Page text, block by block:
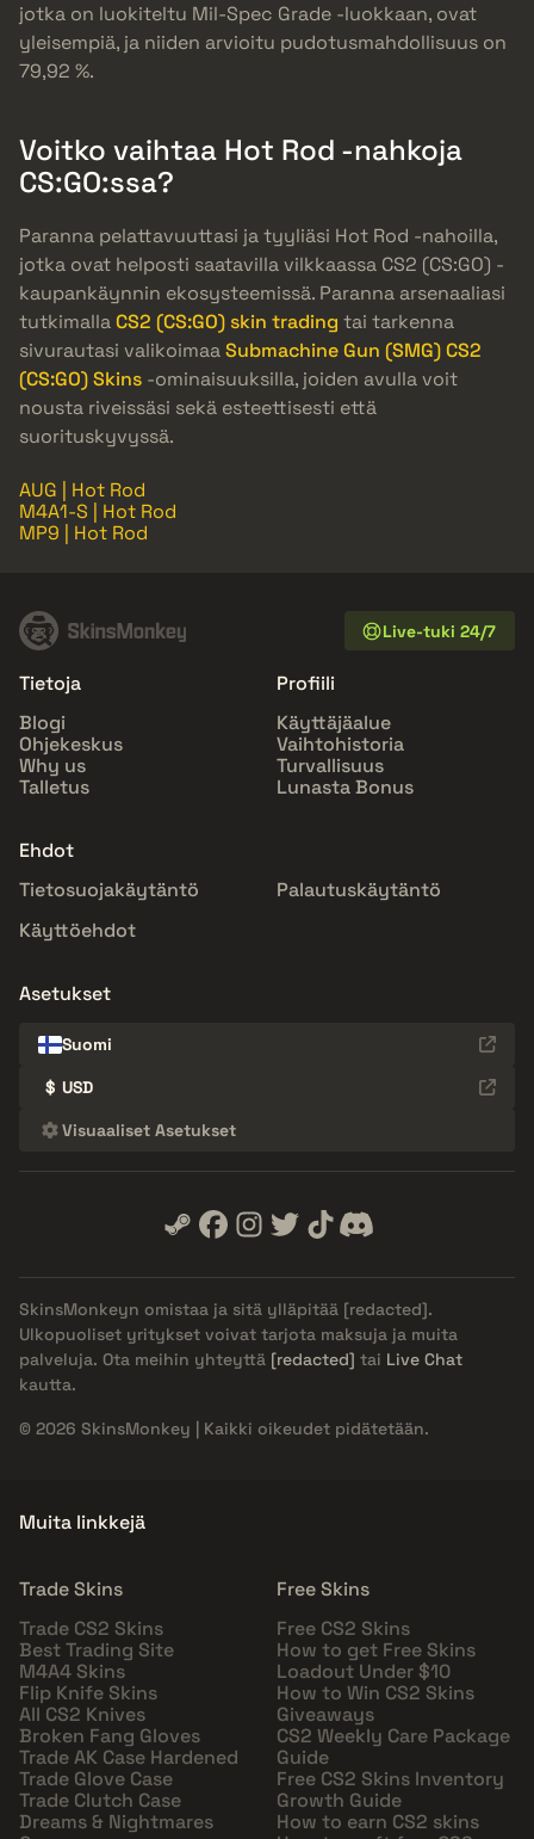
jotka on luokiteltu Mil-Spec Grade -luokkaan, ovat
yleisempiä, ja niiden arvioitu pudotusmahdollisuus on
79,92 %.
Voitko vaihtaa Hot Rod -nahkoja
CS:GO:ssa?
Paranna pelattavuuttasi ja tyyliäsi Hot Rod -nahoilla,
jotka ovat helposti saatavilla vilkkaassa CS2 (CS:GO) -
kaupankäynnin ekosysteemissä. Paranna arsenaaliasi
tutkimallaCS2 (CS:GO) skin trading tai tarkenna
sivurautasi valikoimaaSubmachine Gun (SMG) CS2
(CS:GO) Skins -ominaisuuksilla, joiden avulla voit
nousta riveissäsi sekä esteettisesti että
suorituskyvyssä.
AUG | Hot Rod
M4A1-S | Hot Rod
MP9 | Hot Rod
Live-tuki 24/7
Tietoja
Blogi
Ohjekeskus
Why us
Talletus
Profiili
Käyttäjäalue
Vaihtohistoria
Turvallisuus
Lunasta Bonus
Ehdot
Tietosuojakäytäntö
Palautuskäytäntö
Käyttöehdot
Asetukset
Suomi
$ USD
Visuaaliset Asetukset
SkinsMonkeyn omistaa ja sitä ylläpitää [redacted].
Ulkopuoliset yritykset voivat tarjota maksuja ja muita
palveluja. Ota meihin yhteyttä [redacted] tai Live Chat
kautta.
© 2026 SkinsMonkey | Kaikki oikeudet pidätetään.
Muita linkkejä
Trade Skins
Trade CS2 Skins
Best Trading Site
M4A4 Skins
Flip Knife Skins
All CS2 Knives
Broken Fang Gloves
Trade AK Case Hardened
Trade Glove Case
Trade Clutch Case
Dreams & Nightmares
Free Skins
Free CS2 Skins
How to get Free Skins
Loadout Under $10
How to Win CS2 Skins
Giveaways
CS2 Weekly Care Package
Guide
Free CS2 Skins Inventory
Growth Guide
How to earn CS2 skins